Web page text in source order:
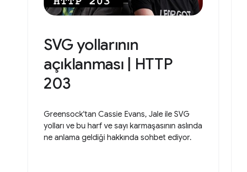
SVG yollarının
açıklanması | HTTP
203
Greensock'tan Cassie Evans, Jale ile SVG
yolları ve bu harf ve sayı karmaşasının aslında
ne anlama geldiği hakkında sohbet ediyor.